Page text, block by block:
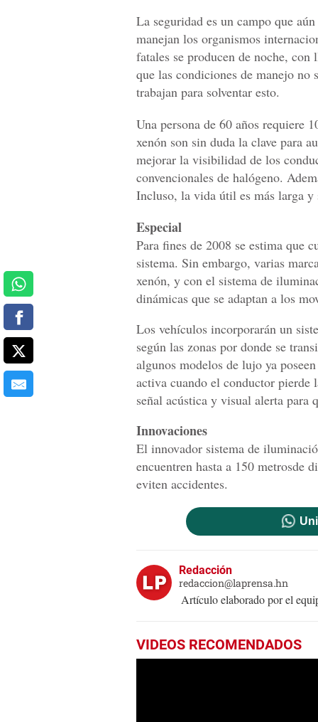
La seguridad es un campo que
manejan los organismos
fatales se producen de noche,
que las condiciones de manejo no
trabajan para solventar esto.
Una persona de 60 años requiere
xenón son sin duda la clave para
mejorar la visibilidad de los
convencionales de halógeno.
Incluso, la vida útil es más larga y
Especial
Para fines de 2008 se estima que
sistema. Sin embargo, varias
xenón, y con el sistema de
dinámicas que se adaptan a los
Los vehículos incorporarán un
según las zonas por donde se
algunos modelos de lujo ya
activa cuando el conductor pierde
señal acústica y visual alerta
Innovaciones
El innovador sistema de
encuentren hasta a 150 metrosde
eviten accidentes.
Redacción
redaccion@laprensa.hn
Artículo elaborado por el
VIDEOS RECOMENDADOS